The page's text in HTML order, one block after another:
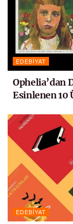
EDEBIYAT
Ophelia’dan
Esinlenen 10
EDEBIYAT